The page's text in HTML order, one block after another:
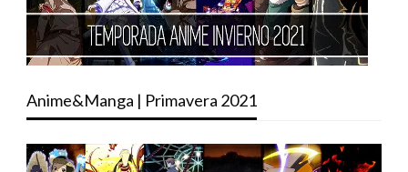
Anime&Manga | Primavera 2021